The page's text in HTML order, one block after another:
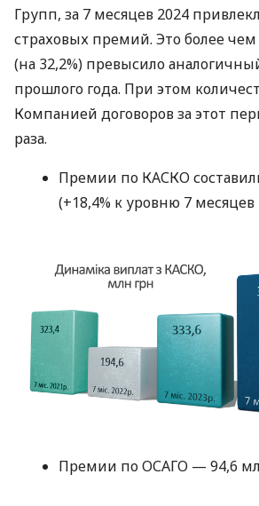
Групп, за 7 месяцев 2024
страховых премий. Это более чем
(на 32,2%) превысило
прошлого года. При этом
Компанией договоров за этот
раза.
Премии по КАСКО
(+18,4% к уровню 7 месяцев
Премии по ОСАГО — 94,6